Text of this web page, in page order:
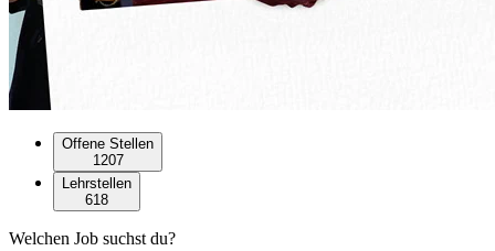
Offene Stellen
1207
Lehrstellen
618
Welchen Job suchst du?